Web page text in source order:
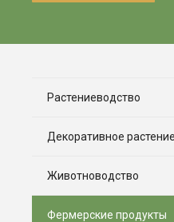
Растениеводство
Декоративное
Животноводство
Фермерские продукты